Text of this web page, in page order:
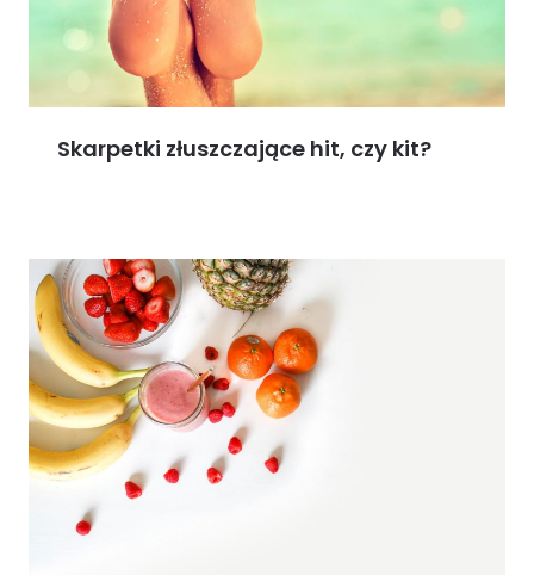
Skarpetki złuszczające hit, czy kit?